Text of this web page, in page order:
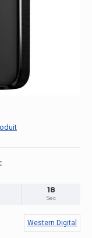
17
Sec
Western Digital